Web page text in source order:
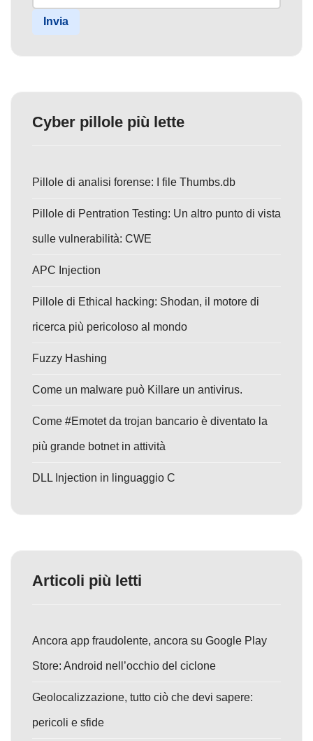
Invia
Cyber pillole più lette
Pillole di analisi forense: I file Thumbs.db
Pillole di Pentration Testing: Un altro punto di vista
sulle vulnerabilità: CWE
APC Injection
Pillole di Ethical hacking: Shodan, il motore di
ricerca più pericoloso al mondo
Fuzzy Hashing
Come un malware può Killare un antivirus.
Come #Emotet da trojan bancario è diventato la
più grande botnet in attività
DLL Injection in linguaggio C
Articoli più letti
Ancora app fraudolente, ancora su Google Play
Store: Android nell’occhio del ciclone
Geolocalizzazione, tutto ciò che devi sapere:
pericoli e sfide